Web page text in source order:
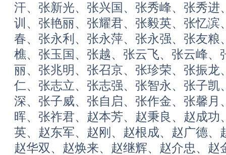
汗、张新光、张兴国、张秀峰、张秀进
训、张艳丽、张耀君、张毅英、张忆滨
春、张永利、张永萍、张永强、张友粮
樵、张玉国、张越、张云飞、张云峰、
丽、张兆明、张召京、张珍荣、张振龙
仁、张志立、张志强、张智永、张子凯
深、张子威、张自启、张作金、张馨月
晖、张祚君、赵本芳、赵秉良、赵成功
英、赵东军、赵刚、赵根成、赵广德、
赵华双、赵焕来、赵继辉、赵介忠、赵